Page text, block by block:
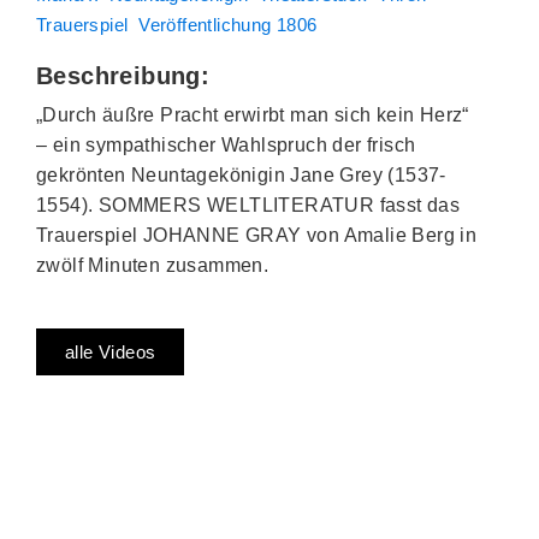
Trauerspiel Veröffentlichung 1806
Beschreibung:
„Durch äußre Pracht erwirbt man sich kein Herz“
– ein sympathischer Wahlspruch der frisch
gekrönten Neuntagekönigin Jane Grey (1537-
1554). SOMMERS WELTLITERATUR fasst das
Trauerspiel JOHANNE GRAY von Amalie Berg in
zwölf Minuten zusammen.
alle Videos